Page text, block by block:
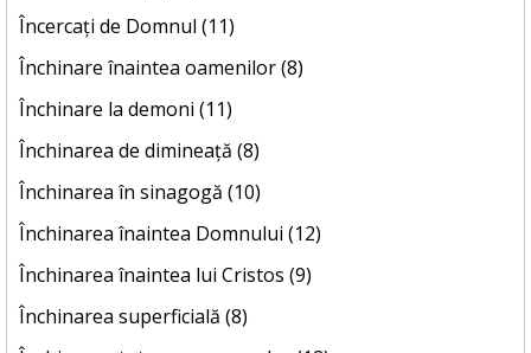
Încercați de Domnul (11)
Închinare înaintea oamenilor (8)
Închinare la demoni (11)
Închinarea de dimineață (8)
Închinarea în sinagogă (10)
Închinarea înaintea Domnului (12)
Închinarea înaintea lui Cristos (9)
Închinarea superficială (8)